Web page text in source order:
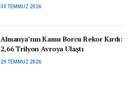
30 TEMMUZ 2026
Almanya’nın Kamu Borcu Rekor Kırdı:
2,66 Trilyon Avroya Ulaştı
29 TEMMUZ 2026